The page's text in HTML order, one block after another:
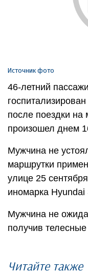
Источник фото
46-летний
после поездки на
произошел днем
Мужчина не
маршрутки
улице 25
иномарка Hyundai
Мужчина не
получив
Читайте также